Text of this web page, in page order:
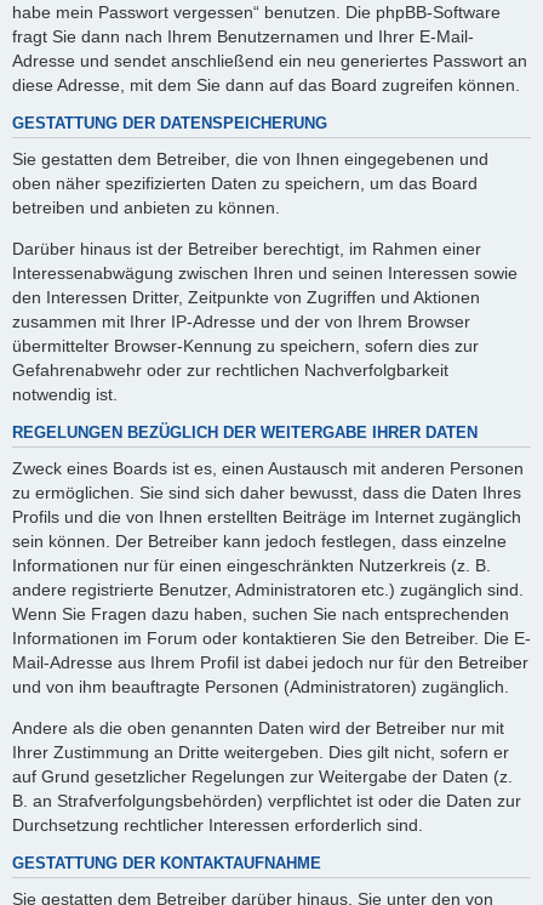
habe mein Passwort vergessen“ benutzen. Die phpBB-Software
fragt Sie dann nach Ihrem Benutzernamen und Ihrer E-Mail-
Adresse und sendet anschließend ein neu generiertes Passwort an
diese Adresse, mit dem Sie dann auf das Board zugreifen können.
GESTATTUNG DER DATENSPEICHERUNG
Sie gestatten dem Betreiber, die von Ihnen eingegebenen und
oben näher spezifizierten Daten zu speichern, um das Board
betreiben und anbieten zu können.
Darüber hinaus ist der Betreiber berechtigt, im Rahmen einer
Interessenabwägung zwischen Ihren und seinen Interessen sowie
den Interessen Dritter, Zeitpunkte von Zugriffen und Aktionen
zusammen mit Ihrer IP-Adresse und der von Ihrem Browser
übermittelter Browser-Kennung zu speichern, sofern dies zur
Gefahrenabwehr oder zur rechtlichen Nachverfolgbarkeit
notwendig ist.
REGELUNGEN BEZÜGLICH DER WEITERGABE IHRER DATEN
Zweck eines Boards ist es, einen Austausch mit anderen Personen
zu ermöglichen. Sie sind sich daher bewusst, dass die Daten Ihres
Profils und die von Ihnen erstellten Beiträge im Internet zugänglich
sein können. Der Betreiber kann jedoch festlegen, dass einzelne
Informationen nur für einen eingeschränkten Nutzerkreis (z. B.
andere registrierte Benutzer, Administratoren etc.) zugänglich sind.
Wenn Sie Fragen dazu haben, suchen Sie nach entsprechenden
Informationen im Forum oder kontaktieren Sie den Betreiber. Die E-
Mail-Adresse aus Ihrem Profil ist dabei jedoch nur für den Betreiber
und von ihm beauftragte Personen (Administratoren) zugänglich.
Andere als die oben genannten Daten wird der Betreiber nur mit
Ihrer Zustimmung an Dritte weitergeben. Dies gilt nicht, sofern er
auf Grund gesetzlicher Regelungen zur Weitergabe der Daten (z.
B. an Strafverfolgungsbehörden) verpflichtet ist oder die Daten zur
Durchsetzung rechtlicher Interessen erforderlich sind.
GESTATTUNG DER KONTAKTAUFNAHME
Sie gestatten dem Betreiber darüber hinaus, Sie unter den von